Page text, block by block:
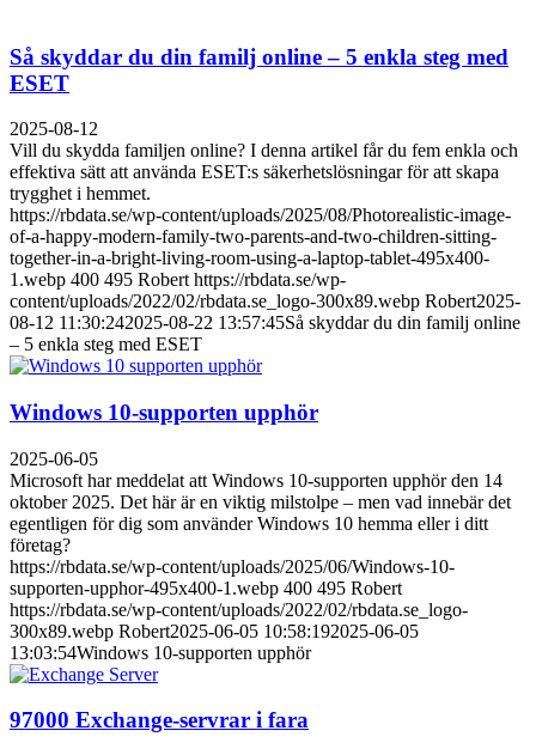
Så skyddar du din familj online – 5 enkla steg med
ESET
2025-08-12
Vill du skydda familjen online? I denna artikel får du fem enkla och
effektiva sätt att använda ESET:s säkerhetslösningar för att skapa
trygghet i hemmet.
https://rbdata.se/wp-content/uploads/2025/08/Photorealistic-image-
of-a-happy-modern-family-two-parents-and-two-children-sitting-
together-in-a-bright-living-room-using-a-laptop-tablet-495x400-
1.webp 400 495 Robert https://rbdata.se/wp-
content/uploads/2022/02/rbdata.se_logo-300x89.webp Robert2025-
08-12 11:30:242025-08-22 13:57:45Så skyddar du din familj online
– 5 enkla steg med ESET
Windows 10-supporten upphör
2025-06-05
Microsoft har meddelat att Windows 10-supporten upphör den 14
oktober 2025. Det här är en viktig milstolpe – men vad innebär det
egentligen för dig som använder Windows 10 hemma eller i ditt
företag?
https://rbdata.se/wp-content/uploads/2025/06/Windows-10-
supporten-upphor-495x400-1.webp 400 495 Robert
https://rbdata.se/wp-content/uploads/2022/02/rbdata.se_logo-
300x89.webp Robert2025-06-05 10:58:192025-06-05
13:03:54Windows 10-supporten upphör
97000 Exchange-servrar i fara